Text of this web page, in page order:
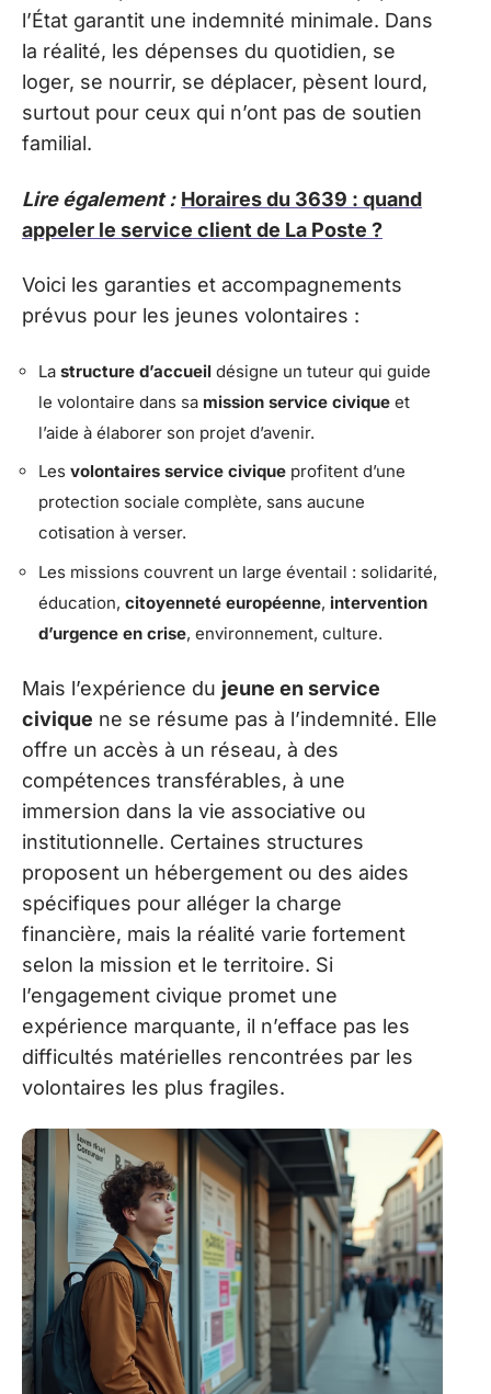
l’État garantit une indemnité minimale. Dans
la réalité, les dépenses du quotidien, se
loger, se nourrir, se déplacer, pèsent lourd,
surtout pour ceux qui n’ont pas de soutien
familial.
Lire également : Horaires du 3639 : quand
appeler le service client de La Poste ?
Voici les garanties et accompagnements
prévus pour les jeunes volontaires :
La structure d’accueil désigne un tuteur qui guide
le volontaire dans sa mission service civique et
l’aide à élaborer son projet d’avenir.
Les volontaires service civique profitent d’une
protection sociale complète, sans aucune
cotisation à verser.
Les missions couvrent un large éventail : solidarité,
éducation, citoyenneté européenne, intervention
d’urgence en crise, environnement, culture.
Mais l’expérience du jeune en service
civique ne se résume pas à l’indemnité. Elle
offre un accès à un réseau, à des
compétences transférables, à une
immersion dans la vie associative ou
institutionnelle. Certaines structures
proposent un hébergement ou des aides
spécifiques pour alléger la charge
financière, mais la réalité varie fortement
selon la mission et le territoire. Si
l’engagement civique promet une
expérience marquante, il n’efface pas les
difficultés matérielles rencontrées par les
volontaires les plus fragiles.